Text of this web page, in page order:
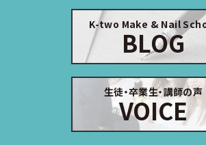
K-two Make & Nail
BLOG
生徒・卒業生・講師の声
VOICE